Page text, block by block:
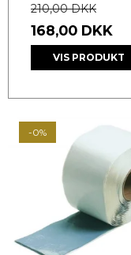
210,00 DKK
168,00 DKK
VIS PRODUKT
-0%